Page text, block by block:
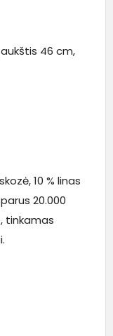
46 cm,
10 % linas
20.000
tinkamas